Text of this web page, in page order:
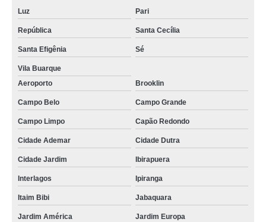
Luz Pari
República Santa Cecília
Santa Efigênia Sé
Vila Buarque
Aeroporto
Brooklin
Campo Belo Campo Grande
Campo Limpo Capão Redondo
Cidade Ademar Cidade Dutra
Cidade Jardim Ibirapuera
Interlagos Ipiranga
Itaim Bibi Jabaquara
Jardim América Jardim Europa